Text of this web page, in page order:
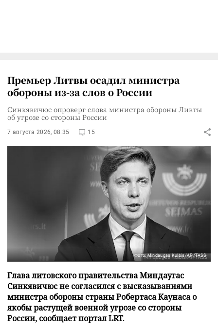
Премьер Литвы осадил министра
обороны из-за слов о России
Синкявичюс опроверг слова министра обороны Ливты
об угрозе со стороны России
7 августа 2026, 08:35 15
Фото: Mindaugas Kulbis/AP/TASS
Глава литовского правительства Миндаугас
Синкявичюс не согласился с высказываниями
министра обороны страны Робертаса Каунаса о
якобы растущей военной угрозе со стороны
России, сообщает портал LRT.